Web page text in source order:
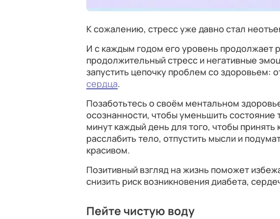
К сожалению, стресс уже давно стал
И с каждым годом его уровень продолжает
продолжительный стресс и негативные
запустить цепочку проблем со здоровьем:
сердца.
Позаботьтесь о своём ментальном
осознанности, чтобы уменьшить состояние
минут каждый день для того, чтобы
расслабить тело, отпустить мысли и
красивом.
Позитивный взгляд на жизнь поможет
снизить риск возникновения диабета,
Пейте чистую воду